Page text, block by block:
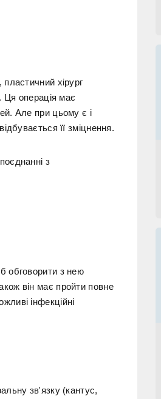
хірург
Ця операція має
Але при цьому є і
її зміцнення.
з
обговорити з нею
він має пройти повне
інфекційні
зв'язку (кантус,